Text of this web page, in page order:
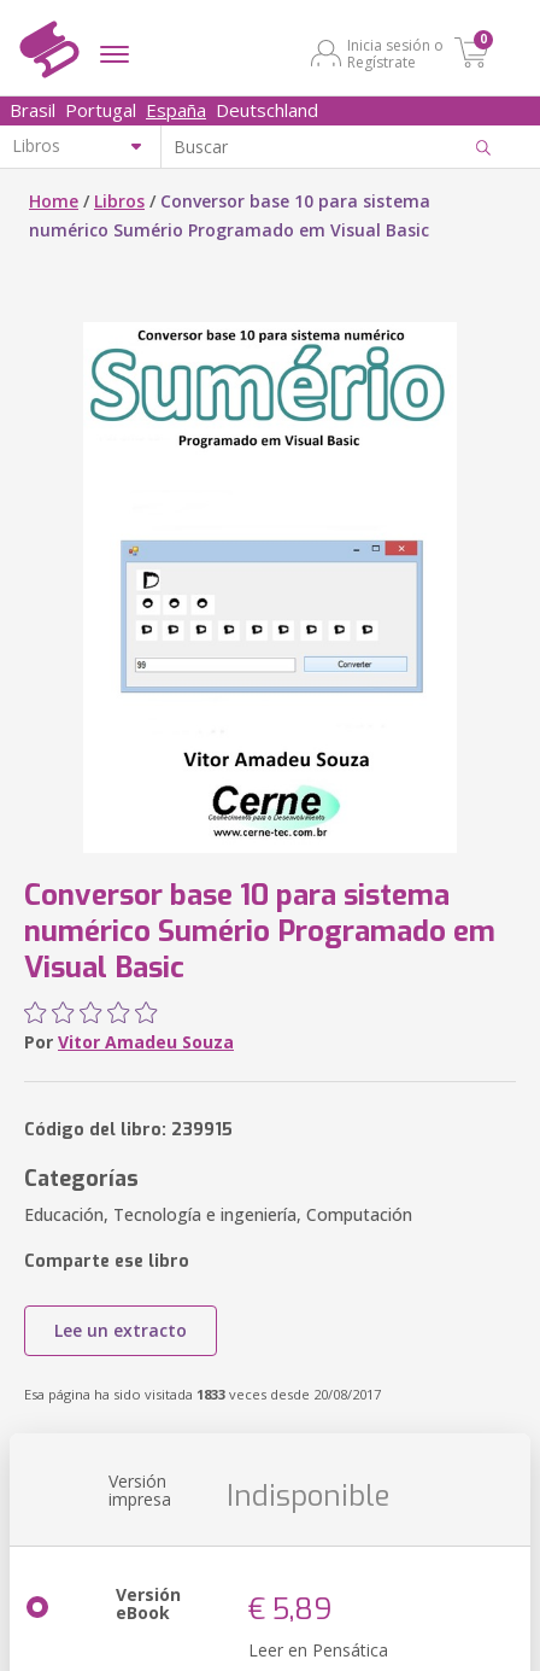
Inicia sesión o
Regístrate
0
Brasil Portugal España Deutschland
Home / Libros / Conversor base 10 para sistema
numérico Sumério Programado em Visual Basic
Conversor base 10 para sistema
numérico Sumério Programado em
Visual Basic
Por Vitor Amadeu Souza
Código del libro: 239915
Categorías
Educación, Tecnología e ingeniería, Computación
Comparte ese libro
Lee un extracto
Esa página ha sido visitada 1833 veces desde 20/08/2017
Versión
impresa Indisponible
Versión
eBook € 5,89
Leer en Pensática